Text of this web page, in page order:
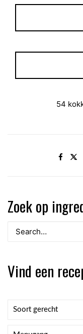
54
Zoek op
Vind een